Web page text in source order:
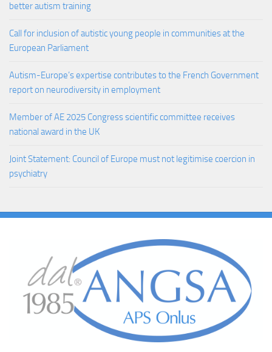
better autism training
Call for inclusion of autistic young people in communities at the
European Parliament
Autism-Europe’s expertise contributes to the French Government
report on neurodiversity in employment
Member of AE 2025 Congress scientific committee receives
national award in the UK
Joint Statement: Council of Europe must not legitimise coercion in
psychiatry